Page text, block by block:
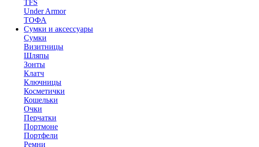
TFS
Under Armor
ТОФА
Сумки и аксессуары
Сумки
Визитницы
Шляпы
Зонты
Клатч
Ключницы
Косметички
Кошельки
Очки
Перчатки
Портмоне
Портфели
Ремни